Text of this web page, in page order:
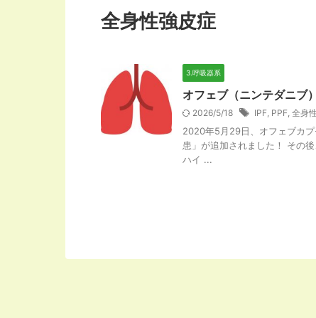
全身性強皮症
3.呼吸器系
オフェブ（ニンテダニブ
2026/5/18 IPF PPF 全身
2020年5月29日、オフェブカ
患」が追加されました！ その
ハイ ...